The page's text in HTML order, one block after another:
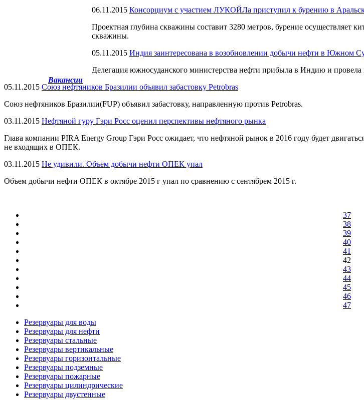
06.11.2015 Консорциум с участием ЛУКОЙЛа приступил к бурению в
Проектная глубина скважины составит 3280 метров, бурение осуществляет
скважины.
05.11.2015 Индия заинтересована в возобновлении добычи нефти в Южном
Делегация южносуданского министерства нефти прибыла в Индию и
05.11.2015 Союз нефтяников Бразилии объявил забастовку Petrobras
Союз нефтяников Бразилии(FUP) объявил забастовку, направленную против Petrobras.
03.11.2015 Нефтяной гуру Гэри Росс оценил перспективы нефтяного рынка
Глава компании PIRA Energy Group Гэри Росс ожидает, что нефтяной рынок в 2016 году будет
не входящих в ОПЕК.
03.11.2015 Не удивили. Объем добычи нефти ОПЕК упал
Объем добычи нефти ОПЕК в октябре 2015 г упал по сравнению с сентябрем 2015 г.
37
38
39
40
41
42
43
44
45
46
47
Резервуары для воды
Резервуары для нефти
Резервуары стальные
Резервуары вертикальные
Резервуары горизонтальные
Резервуары подземные
Резервуары пожарные
Резервуары цилиндрические
Резервуары двустенные
Вакансии